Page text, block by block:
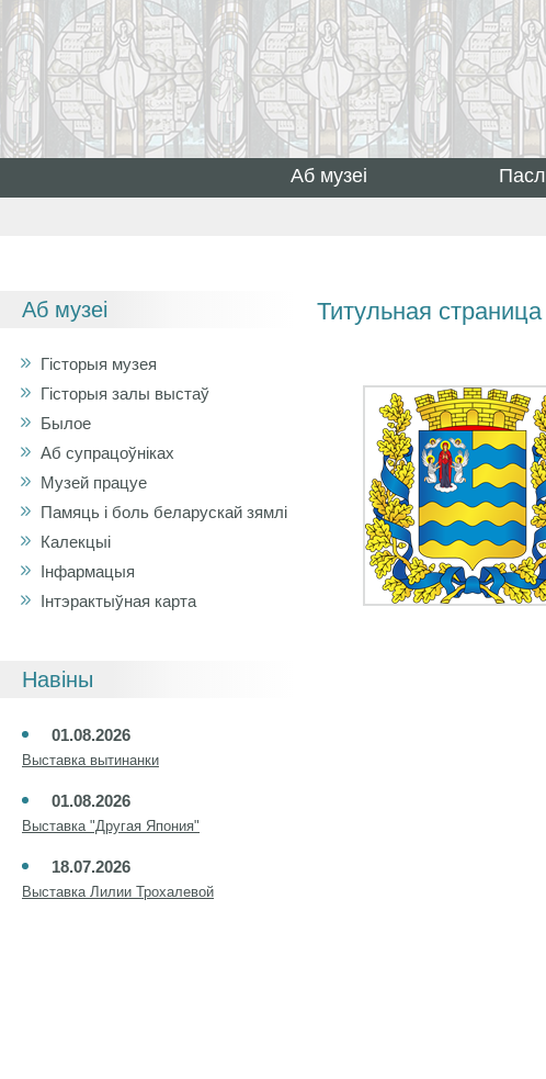
Аб музеі
Аб музеі
Гісторыя музея
Гісторыя залы выстаў
Былое
Аб супрацоўніках
Музей працуе
Памяць і боль беларускай зямлі
Калекцыі
Інфармацыя
Інтэрактыўная карта
Навіны
01.08.2026
Выставка вытинанки
01.08.2026
Выставка "Другая Япония"
18.07.2026
Выставка Лилии Трохалевой
Титульная страница